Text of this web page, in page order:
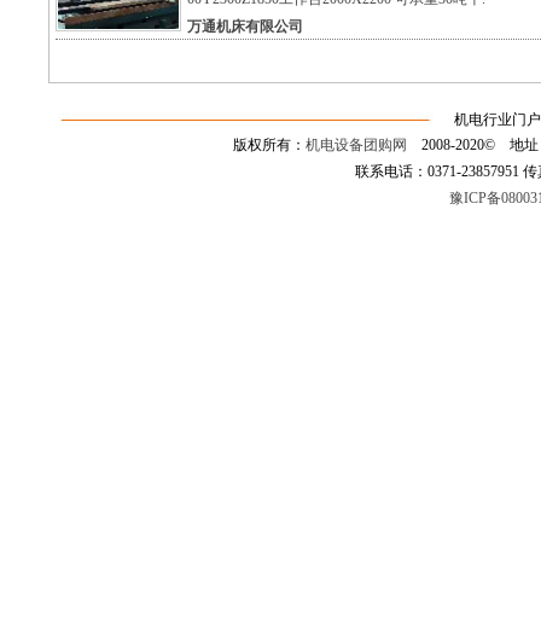
万通机床有限公司
机电行业门
版权所有： 机电设备团购网
2008-2020© 地址
联系电话：0371-23857951
豫ICP备